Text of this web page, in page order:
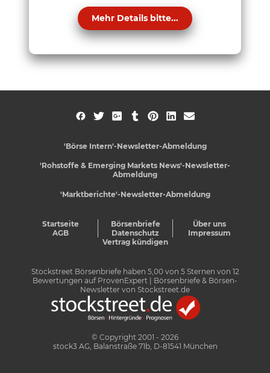
Mehr Details bitte...
'Börse Intern'-Newsletter-Abmeldung
'Rohstoffe & Emerging Markets News'-Newsletter-
Abmeldung
'Marktberichte'-Newsletter-Abmeldung
Startseite Börsenbriefe
Über uns
AGB
Datenschutz
Impressum
Vertrag kündigen
Stockstreet Börsenbriefe haben 5,00von 5Sternen von 12
Bewertungen auf ProvenExpert
| Börsenbriefe & Börsen-
Newsletter von Stockstreet.de
© Copyright 2001 - 2026
stock3 AG, Balanstraße 71b, D-81541 München